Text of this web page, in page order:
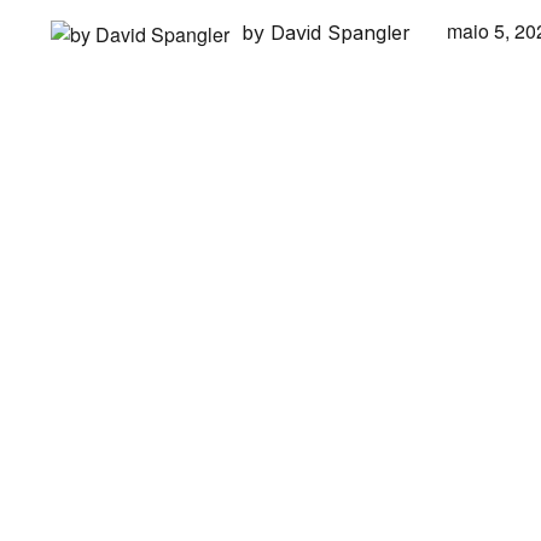
by David Spangler maio 5,